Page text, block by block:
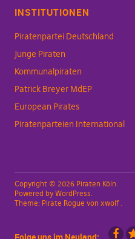
INSTITUTIONEN
Piratenpartei Deutschland
Junge Piraten
Kommunalpiraten
Patrick Breyer MdEP
European Pirates
Piratenparteien International
Copyright © 2026 Piraten Köln
Powered by WordPress
Theme: Pirate Rogue von xwolf
Folge uns im Neuland: